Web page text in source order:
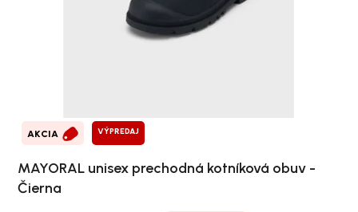
AKCIA VÝPREDAJ
MAYORAL unisex prechodná kotníková obuv -
Čierna